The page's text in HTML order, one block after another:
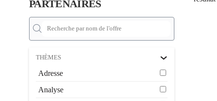
PARTENAIRES
THÈMES
Adresse
Analyse